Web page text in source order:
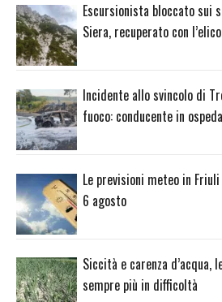
Escursionista bloccato sui
Siera, recuperato con
Incidente allo svincolo di
fuoco: conducente in
Le previsioni meteo in
6 agosto
Siccità e carenza d’acqua,
sempre più in difficoltà